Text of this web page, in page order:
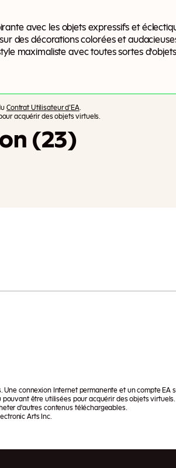
avec les objets expressifs et
des décorations colorées et
maximaliste avec toutes sortes
Contrat Utilisateur d’EA.
acquérir des objets virtuels.
(23)
connexion Internet permanente et un compte EA
être utilisées pour acquérir des objets virtuels.
d'autres contenus téléchargeables.
Arts Inc.